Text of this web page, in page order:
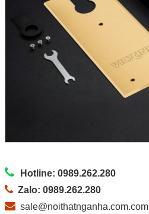
Hotline: 0989.262.280
Zalo: 0989.262.280
sale@noithatnganha.com.com